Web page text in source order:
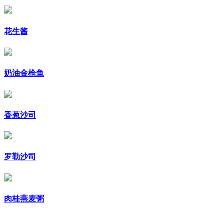
花生酱
奶油金枪鱼
香葱沙司
罗勒沙司
肉桂燕麦粥